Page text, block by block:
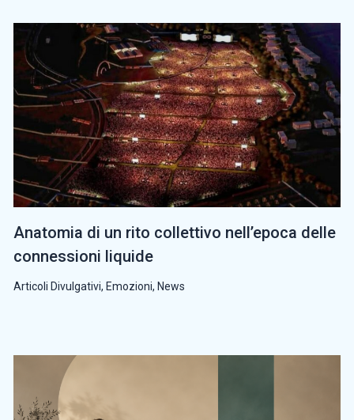
Anatomia di un rito collettivo nell’epoca delle
connessioni liquide
Articoli Divulgativi, Emozioni, News